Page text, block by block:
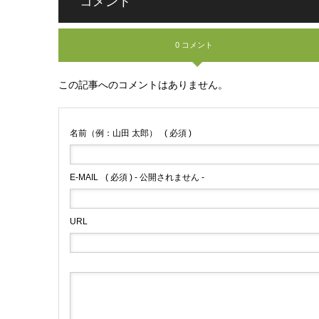
0 コメント
この記事へのコメントはありません。
名前（例：山田 太郎） ( 必須 )
E-MAIL ( 必須 ) - 公開されません -
URL